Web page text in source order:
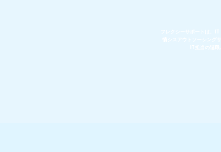
フレクシーサポートは、
情シスアウトソーシング
IT担当の退